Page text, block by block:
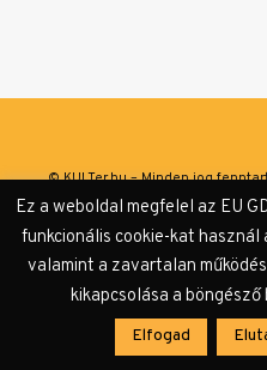
© KULTer.hu – Minden jog
Adatvédelmi tájékoztató
Ez a weboldal megfelel az EU
funkcionális cookie-kat
valamint a zavartalan
kikapcsolása a
Elfogad